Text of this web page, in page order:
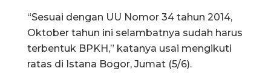
“Sesuai dengan UU Nomor 34 tahun 2014,
Oktober tahun ini selambatnya sudah harus
terbentuk BPKH,” katanya usai mengikuti
ratas di Istana Bogor, Jumat (5/6).